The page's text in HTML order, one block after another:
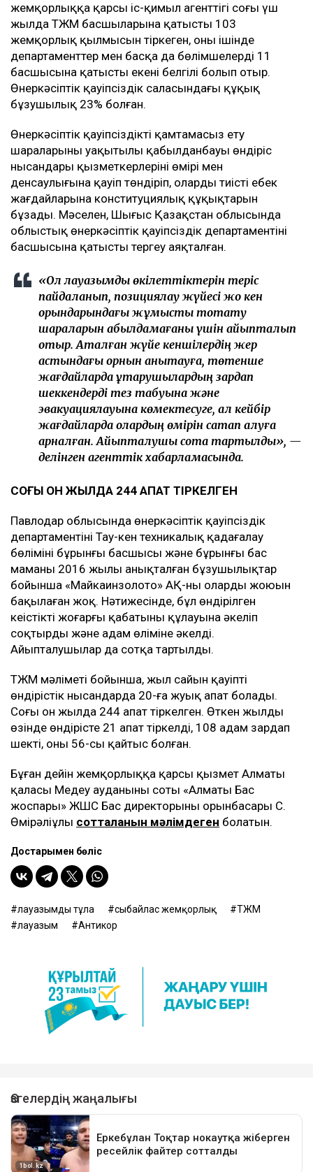
жемқорлыққа қарсы іс-қимыл агенттігі соңғы үш
жылда ТЖМ басшыларына қатысты 103
жемқорлық қылмысын тіркеген, оның ішінде
департаменттер мен басқа да бөлімшелердің 11
басшысына қатысты екені белгілі болып отыр.
Өнеркәсіптік қауіпсіздік саласындағы құқық
бұзушылық 23% болған.
Өнеркәсіптік қауіпсіздікті қамтамасыз ету
шараларының уақытылы қабылданбауы өндіріс
нысандары қызметкерлерінің өмірі мен
денсаулығына қауіп төндіріп, олардың тиісті еңбек
жағдайларына конституциялық құқықтарын
бұзады. Мәселен, Шығыс Қазақстан облысында
облыстық өнеркәсіптік қауіпсіздік департаментінің
басшысына қатысты тергеу аяқталған.
«Ол лауазымдық өкілеттіктерін теріс
пайдаланып, позициялау жүйесі жоқ кен
орындарындағы жұмысты тоқтату
шараларын қабылдамағаны үшін айыпталып
отыр. Аталған жүйе кеншілердің жер
астындағы орнын анықтауға, төтенше
жағдайларда құтқарушылардың зардап
шеккендерді тез табуына және
эвакуациялауына көмектесуге, ал кейбір
жағдайларда олардың өмірін сақтап қалуға
арналған. Айыпталушы сотқа тартылды», —
делінген агенттік хабарламасында.
СОҢҒЫ ОН ЖЫЛДА 244 АПАТ ТІРКЕЛГЕН
Павлодар облысында өнеркәсіптік қауіпсіздік
департаментінің Тау-кен техникалық қадағалау
бөлімінің бұрынғы басшысы және бұрынғы бас
маманы 2016 жылы анықталған бұзушылықтар
бойынша «Майкаинзолото» АҚ-ның оларды жоюын
бақылаған жоқ. Нәтижесінде, бұл өндірілген
кеңістіктің жоғарғы қабатының құлауына әкеліп
соқтырды және адам өліміне әкелді.
Айыпталушылар да сотқа тартылды.
ТЖМ мәліметі бойынша, жыл сайын қауіпті
өндірістік нысандарда 20-ға жуық апат болады.
Соңғы он жылда 244 апат тіркелген. Өткен жылдың
өзінде өндірісте 21 апат тіркелді, 108 адам зардап
шекті, оның 56-сы қайтыс болған.
Бұған дейін жемқорлыққа қарсы қызмет Алматы
қаласы Медеу ауданының соты «Алматы Бас
жоспары» ЖШС Бас директорының орынбасары С.
Өмірәліұлы сотталғанын мәлімдеген болатын.
Достарыңмен бөліс
лауазымды тұлға сыбайлас жемқорлық
ТЖМ
лауазым
Антикор